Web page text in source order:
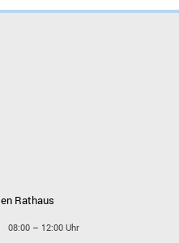
Rathaus
08:00 – 12:00 Uhr